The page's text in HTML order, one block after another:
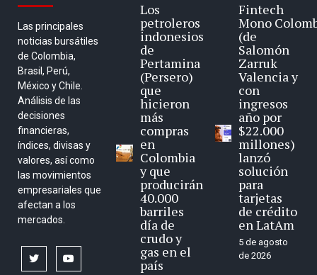
Las principales
noticias bursátiles
de Colombia,
Brasil, Perú,
México y Chile.
Análisis de las
decisiones
financieras,
índices, divisas y
valores, así como
las movimientos
empresariales que
afectan a los
mercados.
twitter
Los
petroleros
indonesios
de
Pertamina
(Persero)
que
hicieron
más
compras
en
Colombia
y que
producirán
40.000
barriles
día de
crudo y
gas en el
país
Fintech
Mono
(de
Salomón
Zarruk
Valencia y
con
ingresos
año por
$22.000
millones)
lanzó
solución
para
tarjetas
de crédito
en LatAm
5 de agosto
de 2026